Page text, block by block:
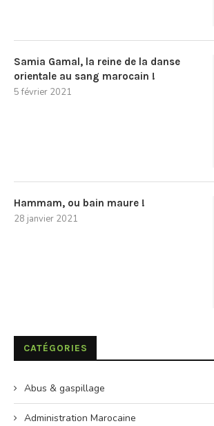
Samia Gamal, la reine de la danse
orientale au sang marocain !
5 février 2021
Hammam, ou bain maure !
28 janvier 2021
CATÉGORIES
Abus & gaspillage
Administration Marocaine